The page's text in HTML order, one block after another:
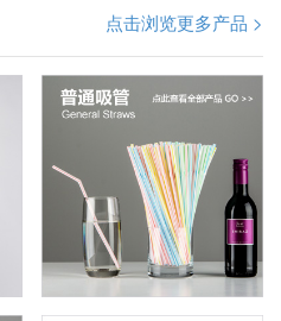
点击浏览更多产品 >